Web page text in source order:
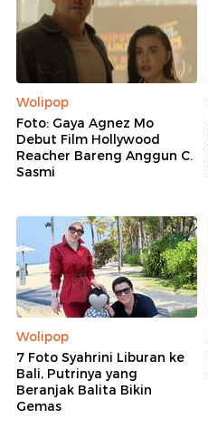
Wolipop
Foto: Gaya Agnez Mo
Debut Film Hollywood
Reacher Bareng Anggun C.
Sasmi
Wolipop
7 Foto Syahrini Liburan ke
Bali, Putrinya yang
Beranjak Balita Bikin
Gemas